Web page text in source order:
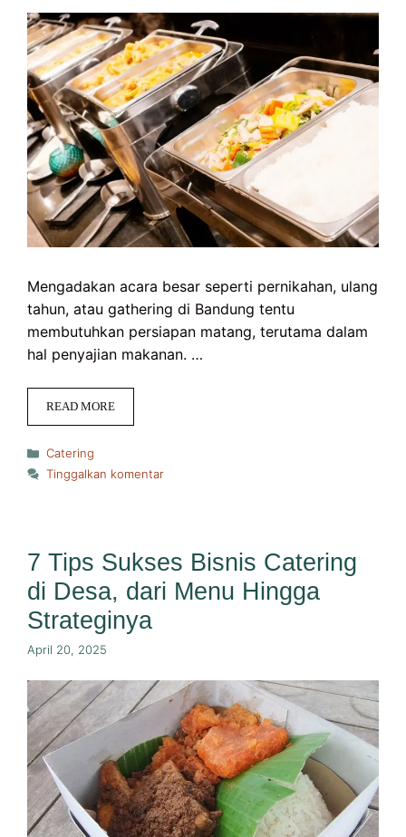
Mengadakan acara besar seperti pernikahan, ulang
tahun, atau gathering di Bandung tentu
membutuhkan persiapan matang, terutama dalam
hal penyajian makanan. …
READ MORE
Kategori
Catering
Tinggalkan komentar
7 Tips Sukses Bisnis Catering
di Desa, dari Menu Hingga
Strateginya
April 20, 2025